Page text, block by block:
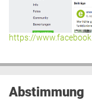
https://
Abstimmung